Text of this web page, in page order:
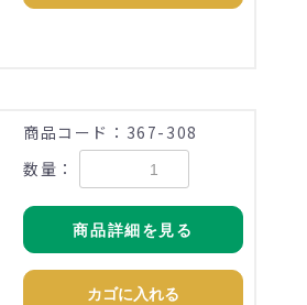
商品コード：367-308
数量：
商品詳細を見る
カゴに入れる